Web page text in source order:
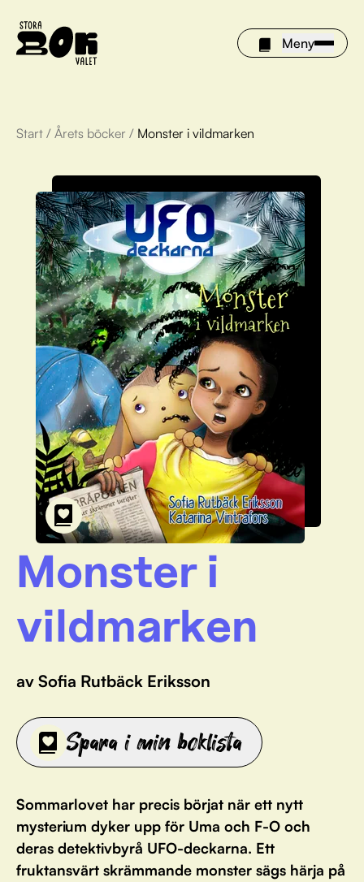
Meny
Årets böcker
Om Stora bokvalet
Olivia tipsar
Vinnare
FAQ
För bibliotek
Start / Årets böcker / Monster i vildmarken
Monster i
vildmarken
av Sofia Rutbäck Eriksson
Spara i min boklista
Sommarlovet har precis börjat när ett nytt
mysterium dyker upp för Uma och F-O och
deras detektivbyrå UFO-deckarna. Ett
fruktansvärt skrämmande monster sägs härja på